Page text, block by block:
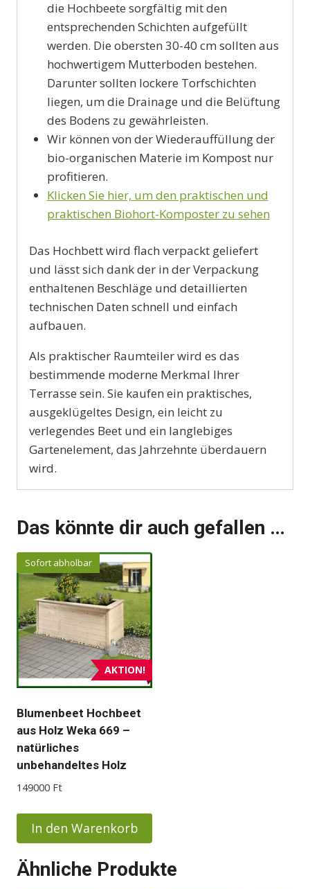
die Hochbeete sorgfältig mit den
entsprechenden Schichten aufgefüllt
werden. Die obersten 30-40 cm sollten aus
hochwertigem Mutterboden bestehen.
Darunter sollten lockere Torfschichten
liegen, um die Drainage und die Belüftung
des Bodens zu gewährleisten.
Wir können von der Wiederauffüllung der
bio-organischen Materie im Kompost nur
profitieren.
Klicken Sie hier, um den praktischen und
praktischen Biohort-Komposter zu sehen
Das Hochbett wird flach verpackt geliefert
und lässt sich dank der in der Verpackung
enthaltenen Beschläge und detaillierten
technischen Daten schnell und einfach
aufbauen.
Als praktischer Raumteiler wird es das
bestimmende moderne Merkmal Ihrer
Terrasse sein. Sie kaufen ein praktisches,
ausgeklügeltes Design, ein leicht zu
verlegendes Beet und ein langlebiges
Gartenelement, das Jahrzehnte überdauern
wird.
Das könnte dir auch gefallen …
AKTION!
Sofort abholbar
Blumenbeet Hochbeet
aus Holz Weka 669 –
natürliches
unbehandeltes Holz
149000 Ft
In den Warenkorb
Ähnliche Produkte